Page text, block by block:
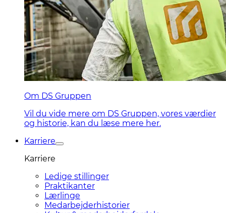
Om DS Gruppen
Vil du vide mere om DS Gruppen, vores værdier
og historie, kan du læse mere her.
Karriere
Karriere
Ledige stillinger
Praktikanter
Lærlinge
Medarbejderhistorier